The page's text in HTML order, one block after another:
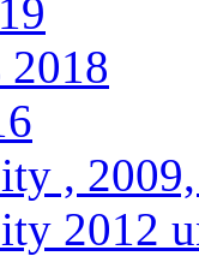
2018
,
2012